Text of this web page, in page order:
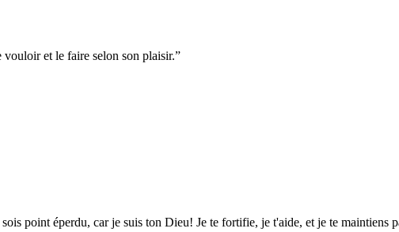
et le faire selon son plaisir.”
point éperdu, car je suis ton Dieu! Je te fortifie, je t'aide, et je te maintiens